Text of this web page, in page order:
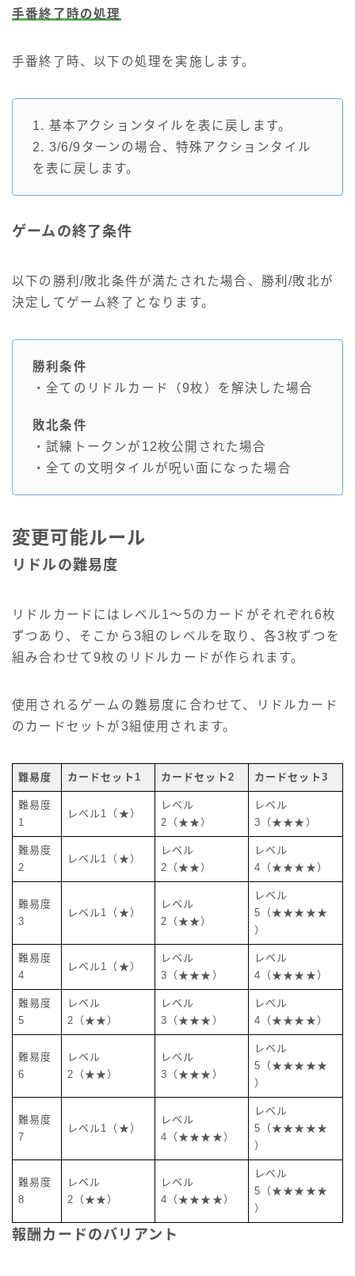
手番終了時の処理
手番終了時、以下の処理を実施します。
1. 基本アクションタイルを表に戻します。
2. 3/6/9ターンの場合、特殊アクションタイル
を表に戻します。
ゲームの終了条件
以下の勝利/敗北条件が満たされた場合、勝利/敗北が
決定してゲーム終了となります。
勝利条件
・全てのリドルカード（9枚）を解決した場合
敗北条件
・試練トークンが12枚公開された場合
・全ての文明タイルが呪い面になった場合
変更可能ルール
リドルの難易度
リドルカードにはレベル1～5のカードがそれぞれ6枚
ずつあり、そこから3組のレベルを取り、各3枚ずつを
組み合わせて9枚のリドルカードが作られます。
使用されるゲームの難易度に合わせて、リドルカード
のカードセットが3組使用されます。
難易度 カードセット1 カードセット2 カードセット3
難易度
1
レベル1（★）
レベル
2（★★）
レベル
3（★★★）
難易度
2
レベル1（★）
レベル
2（★★）
レベル
4（★★★★）
難易度
3
レベル1（★）
レベル
2（★★）
レベル
5（★★★★★
）
難易度
4
レベル1（★）
レベル
3（★★★）
レベル
4（★★★★）
難易度
5
レベル
2（★★）
レベル
3（★★★）
レベル
4（★★★★）
難易度
6
レベル
2（★★）
レベル
3（★★★）
レベル
5（★★★★★
）
難易度
7
レベル1（★）
レベル
4（★★★★）
レベル
5（★★★★★
）
難易度
8
レベル
2（★★）
レベル
4（★★★★）
レベル
5（★★★★★
）
報酬カードのバリアント